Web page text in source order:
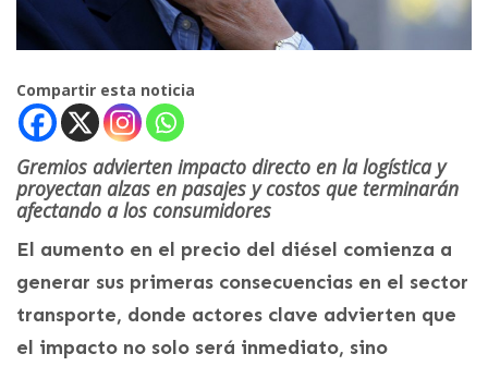
Compartir esta noticia
Gremios advierten impacto directo en la logística y
proyectan alzas en pasajes y costos que terminarán
afectando a los consumidores
El aumento en el precio del diésel comienza a
generar sus primeras consecuencias en el sector
transporte, donde actores clave advierten que
el impacto no solo será inmediato, sino